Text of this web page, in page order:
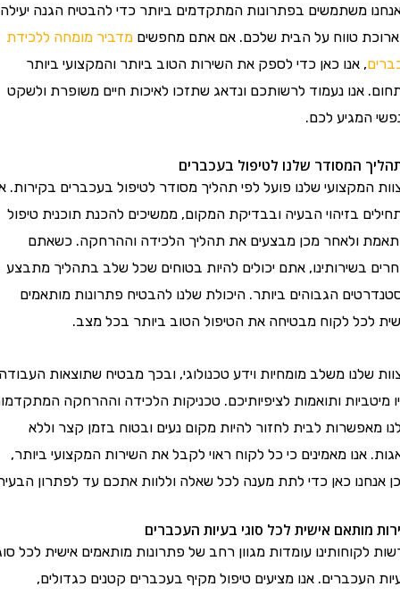
משתמשים בפתרונות המתקדמים ביותר כדי להבטיח הגנה יעילה
טווח על הבית שלכם. אם אתם מחפשיםמדביר מומחה ללכידת
, אנו כאן כדי לספק את השירות הטוב ביותר והמקצועי ביותר
אנו נעמוד לרשותכם ונדאג שתזכו לאיכות חיים משופרת ולשקט
המגיע לכם.
המסודר שלנו לטיפול בעכברים
המקצועי שלנו פועל לפי תהליך מסודר לטיפול בעכברים בקירות. אנו
בזיהוי הבעיה ובבדיקת המקום, ממשיכים להכנת תוכנית טיפול
ולאחר מכן מבצעים את תהליך הלכידה וההרחקה. כשאתם
בשירותינו, אתם יכולים להיות בטוחים שכל שלב בתהליך מתבצע
הגבוהים ביותר. היכולת שלנו להבטיח פתרונות מותאמים
לכל לקוח מבטיחה את הטיפול הטוב ביותר בכל מצב.
שלנו משלב מומחיות וידע טכנולוגי, ובכך מבטיח שתוצאות העבודה
מיטביות ותואמות לציפיותיכם. טכניקות הלכידה וההרחקה המתקדמות
מאפשרות לבית לחזור להיות מקום נעים ובטוח בזמן קצר וללא
אנו מאמינים כי כל לקוח ראוי לקבל את השירות המקצועי ביותר,
אנחנו כאן כדי לתת מענה לכל שאלה וללוות אתכם עד לפתרון הבעיה.
מותאם אישית לכל סוגי בעיות העכברים
לקוחותינו עומדות מגוון רחב של פתרונות מותאמים אישית לכל סוגי
העכברים. אנו מציעים טיפול מקיף בעכברים קטנים כגדולים,